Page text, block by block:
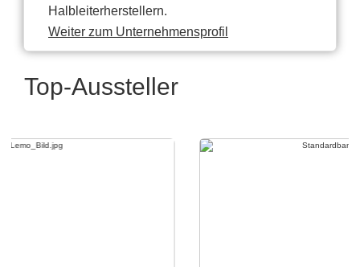
Halbleiterherstellern.
Weiter zum Unternehmensprofil
Top-Aussteller